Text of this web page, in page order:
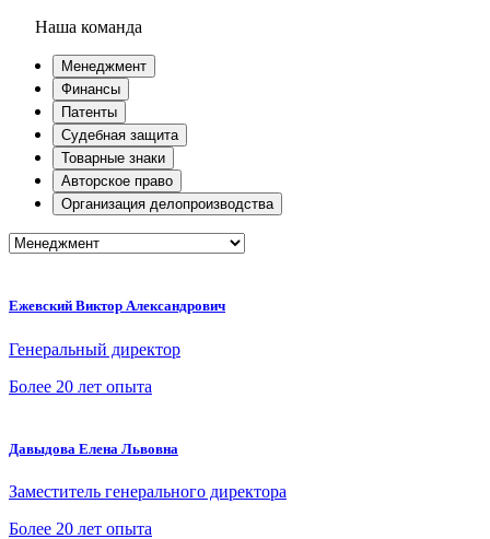
Наша команда
Менеджмент
Финансы
Патенты
Судебная защита
Товарные знаки
Авторское право
Организация делопроизводства
Ежевский Виктор Александрович
Генеральный директор
Более 20 лет опыта
Давыдова Елена Львовна
Заместитель генерального директора
Более 20 лет опыта